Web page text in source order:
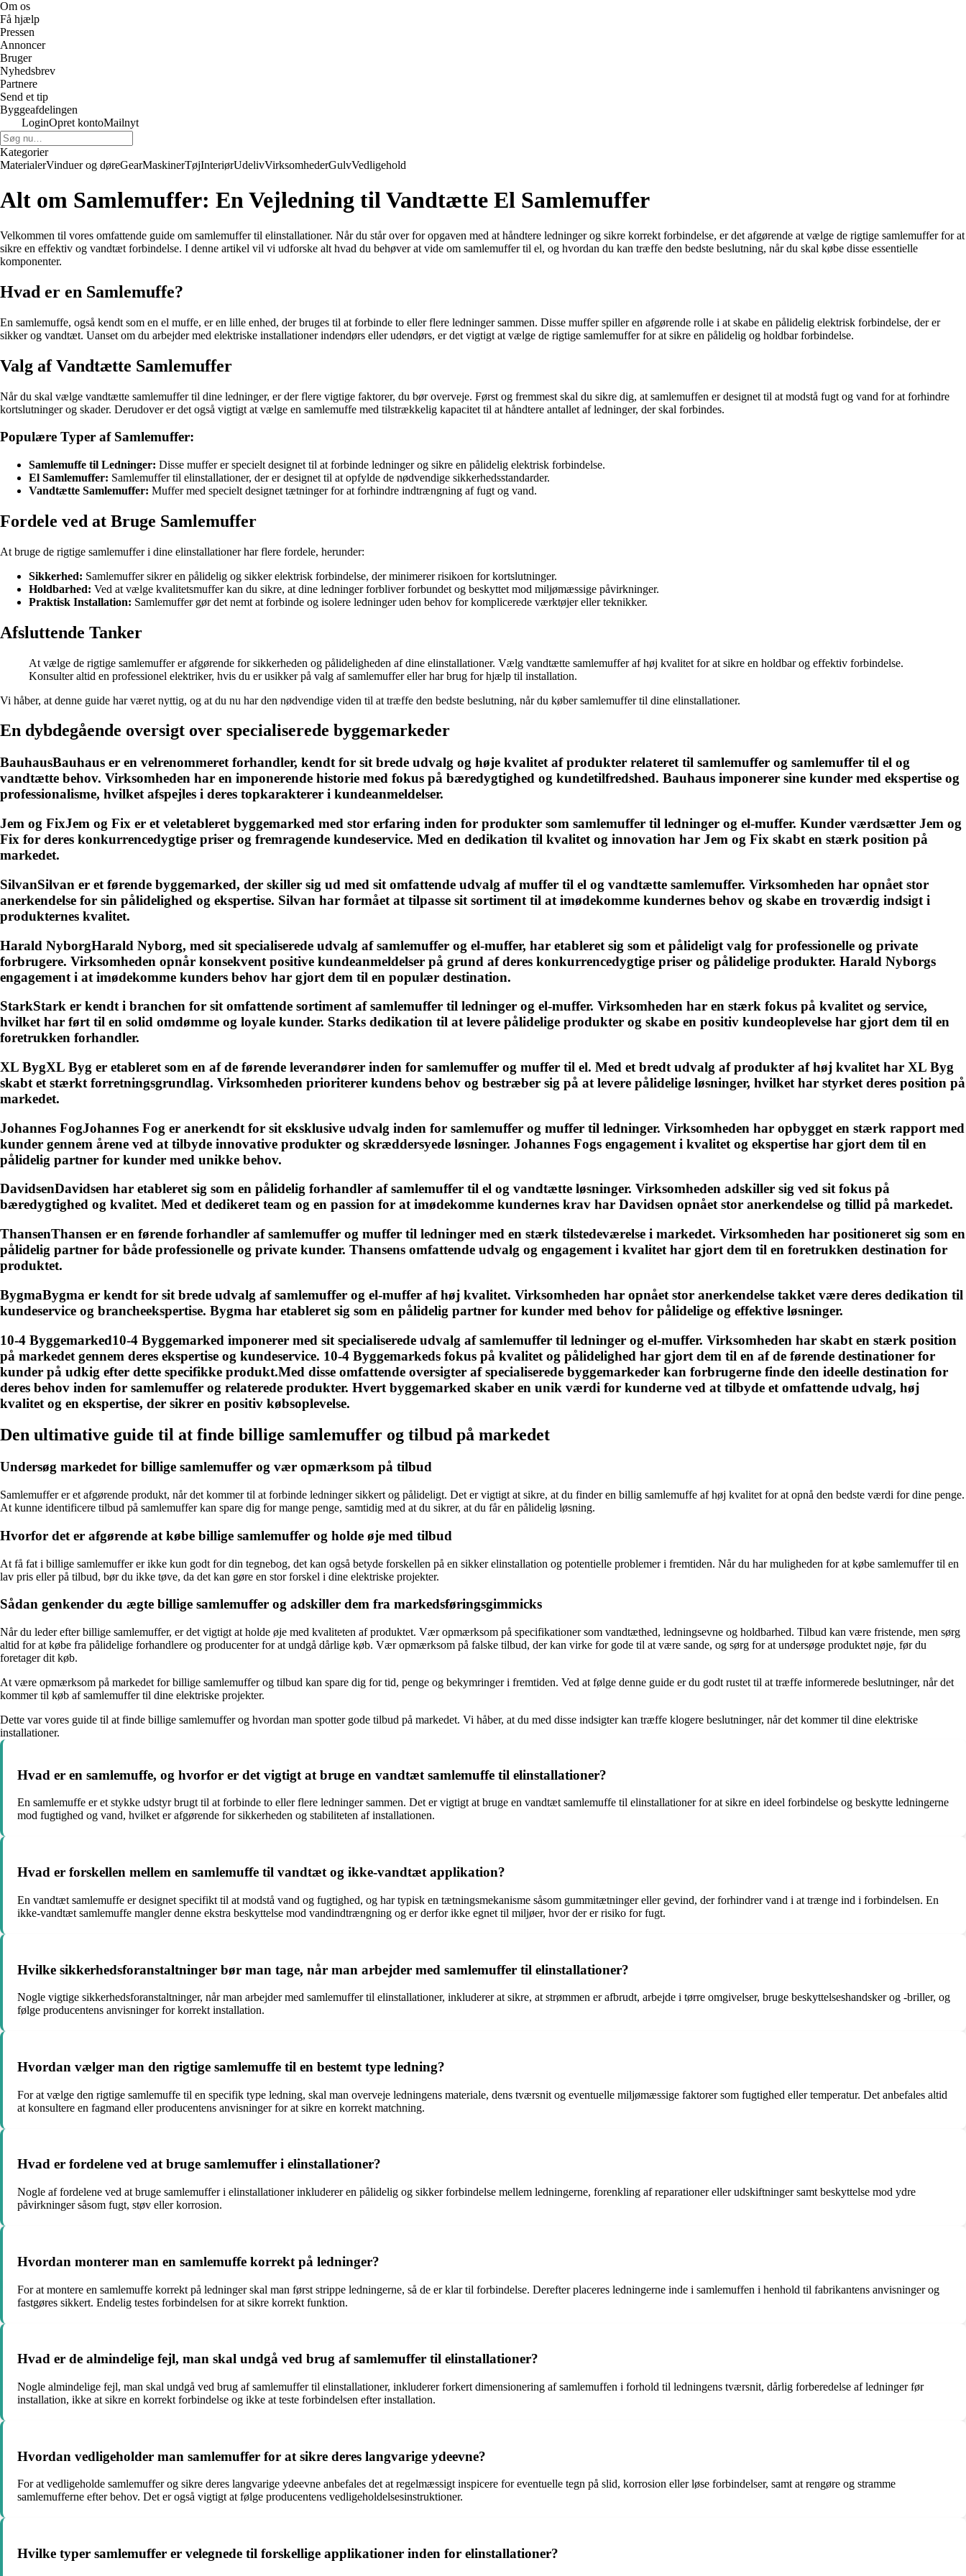
Om os
Få hjælp
Pressen
Annoncer
Bruger
Nyhedsbrev
Partnere
Send et tip
Byggeafdelingen
LoginOpret kontoMailnyt
Kategorier
MaterialerVinduer og døreGearMaskinerTøjInteriørUdelivVirksomhederGulvVedligehold
Alt om Samlemuffer: En Vejledning til Vandtætte El Samlemuffer
Velkommen til vores omfattende guide om samlemuffer til elinstallationer. Når du står over for opgaven med at håndtere ledninger og sikre korrekt forbindelse, er det afgørende at vælge de rigtige samlemuffer for at
sikre en effektiv og vandtæt forbindelse. I denne artikel vil vi udforske alt hvad du behøver at vide om samlemuffer til el, og hvordan du kan træffe den bedste beslutning, når du skal købe disse essentielle
komponenter.
Hvad er en Samlemuffe?
En samlemuffe, også kendt som en el muffe, er en lille enhed, der bruges til at forbinde to eller flere ledninger sammen. Disse muffer spiller en afgørende rolle i at skabe en pålidelig elektrisk forbindelse, der er
sikker og vandtæt. Uanset om du arbejder med elektriske installationer indendørs eller udendørs, er det vigtigt at vælge de rigtige samlemuffer for at sikre en pålidelig og holdbar forbindelse.
Valg af Vandtætte Samlemuffer
Når du skal vælge vandtætte samlemuffer til dine ledninger, er der flere vigtige faktorer, du bør overveje. Først og fremmest skal du sikre dig, at samlemuffen er designet til at modstå fugt og vand for at forhindre
kortslutninger og skader. Derudover er det også vigtigt at vælge en samlemuffe med tilstrækkelig kapacitet til at håndtere antallet af ledninger, der skal forbindes.
Populære Typer af Samlemuffer:
Samlemuffe til Ledninger: Disse muffer er specielt designet til at forbinde ledninger og sikre en pålidelig elektrisk forbindelse.
El Samlemuffer: Samlemuffer til elinstallationer, der er designet til at opfylde de nødvendige sikkerhedsstandarder.
Vandtætte Samlemuffer: Muffer med specielt designet tætninger for at forhindre indtrængning af fugt og vand.
Fordele ved at Bruge Samlemuffer
At bruge de rigtige samlemuffer i dine elinstallationer har flere fordele, herunder:
Sikkerhed: Samlemuffer sikrer en pålidelig og sikker elektrisk forbindelse, der minimerer risikoen for kortslutninger.
Holdbarhed: Ved at vælge kvalitetsmuffer kan du sikre, at dine ledninger forbliver forbundet og beskyttet mod miljømæssige påvirkninger.
Praktisk Installation: Samlemuffer gør det nemt at forbinde og isolere ledninger uden behov for komplicerede værktøjer eller teknikker.
Afsluttende Tanker
At vælge de rigtige samlemuffer er afgørende for sikkerheden og pålideligheden af dine elinstallationer. Vælg vandtætte samlemuffer af høj kvalitet for at sikre en holdbar og effektiv forbindelse.
Konsulter altid en professionel elektriker, hvis du er usikker på valg af samlemuffer eller har brug for hjælp til installation.
Vi håber, at denne guide har været nyttig, og at du nu har den nødvendige viden til at træffe den bedste beslutning, når du køber samlemuffer til dine elinstallationer.
En dybdegående oversigt over specialiserede byggemarkeder
BauhausBauhaus er en velrenommeret forhandler, kendt for sit brede udvalg og høje kvalitet af produkter relateret til samlemuffer og samlemuffer til el og
vandtætte behov. Virksomheden har en imponerende historie med fokus på bæredygtighed og kundetilfredshed. Bauhaus imponerer sine kunder med ekspertise og
professionalisme, hvilket afspejles i deres topkarakterer i kundeanmeldelser.
Jem og FixJem og Fix er et veletableret byggemarked med stor erfaring inden for produkter som samlemuffer til ledninger og el-muffer. Kunder værdsætter Jem og
Fix for deres konkurrencedygtige priser og fremragende kundeservice. Med en dedikation til kvalitet og innovation har Jem og Fix skabt en stærk position på
markedet.
SilvanSilvan er et førende byggemarked, der skiller sig ud med sit omfattende udvalg af muffer til el og vandtætte samlemuffer. Virksomheden har opnået stor
anerkendelse for sin pålidelighed og ekspertise. Silvan har formået at tilpasse sit sortiment til at imødekomme kundernes behov og skabe en troværdig indsigt i
produkternes kvalitet.
Harald NyborgHarald Nyborg, med sit specialiserede udvalg af samlemuffer og el-muffer, har etableret sig som et pålideligt valg for professionelle og private
forbrugere. Virksomheden opnår konsekvent positive kundeanmeldelser på grund af deres konkurrencedygtige priser og pålidelige produkter. Harald Nyborgs
engagement i at imødekomme kunders behov har gjort dem til en populær destination.
StarkStark er kendt i branchen for sit omfattende sortiment af samlemuffer til ledninger og el-muffer. Virksomheden har en stærk fokus på kvalitet og service,
hvilket har ført til en solid omdømme og loyale kunder. Starks dedikation til at levere pålidelige produkter og skabe en positiv kundeoplevelse har gjort dem til en
foretrukken forhandler.
XL BygXL Byg er etableret som en af de førende leverandører inden for samlemuffer og muffer til el. Med et bredt udvalg af produkter af høj kvalitet har XL Byg
skabt et stærkt forretningsgrundlag. Virksomheden prioriterer kundens behov og bestræber sig på at levere pålidelige løsninger, hvilket har styrket deres position på
markedet.
Johannes FogJohannes Fog er anerkendt for sit eksklusive udvalg inden for samlemuffer og muffer til ledninger. Virksomheden har opbygget en stærk rapport med
kunder gennem årene ved at tilbyde innovative produkter og skræddersyede løsninger. Johannes Fogs engagement i kvalitet og ekspertise har gjort dem til en
pålidelig partner for kunder med unikke behov.
DavidsenDavidsen har etableret sig som en pålidelig forhandler af samlemuffer til el og vandtætte løsninger. Virksomheden adskiller sig ved sit fokus på
bæredygtighed og kvalitet. Med et dedikeret team og en passion for at imødekomme kundernes krav har Davidsen opnået stor anerkendelse og tillid på markedet.
ThansenThansen er en førende forhandler af samlemuffer og muffer til ledninger med en stærk tilstedeværelse i markedet. Virksomheden har positioneret sig som en
pålidelig partner for både professionelle og private kunder. Thansens omfattende udvalg og engagement i kvalitet har gjort dem til en foretrukken destination for
produktet.
BygmaBygma er kendt for sit brede udvalg af samlemuffer og el-muffer af høj kvalitet. Virksomheden har opnået stor anerkendelse takket være deres dedikation til
kundeservice og brancheekspertise. Bygma har etableret sig som en pålidelig partner for kunder med behov for pålidelige og effektive løsninger.
10-4 Byggemarked10-4 Byggemarked imponerer med sit specialiserede udvalg af samlemuffer til ledninger og el-muffer. Virksomheden har skabt en stærk position
på markedet gennem deres ekspertise og kundeservice. 10-4 Byggemarkeds fokus på kvalitet og pålidelighed har gjort dem til en af de førende destinationer for
kunder på udkig efter dette specifikke produkt.Med disse omfattende oversigter af specialiserede byggemarkeder kan forbrugerne finde den ideelle destination for
deres behov inden for samlemuffer og relaterede produkter. Hvert byggemarked skaber en unik værdi for kunderne ved at tilbyde et omfattende udvalg, høj
kvalitet og en ekspertise, der sikrer en positiv købsoplevelse.
Den ultimative guide til at finde billige samlemuffer og tilbud på markedet
Undersøg markedet for billige samlemuffer og vær opmærksom på tilbud
Samlemuffer er et afgørende produkt, når det kommer til at forbinde ledninger sikkert og pålideligt. Det er vigtigt at sikre, at du finder en billig samlemuffe af høj kvalitet for at opnå den bedste værdi for dine penge.
At kunne identificere tilbud på samlemuffer kan spare dig for mange penge, samtidig med at du sikrer, at du får en pålidelig løsning.
Hvorfor det er afgørende at købe billige samlemuffer og holde øje med tilbud
At få fat i billige samlemuffer er ikke kun godt for din tegnebog, det kan også betyde forskellen på en sikker elinstallation og potentielle problemer i fremtiden. Når du har muligheden for at købe samlemuffer til en
lav pris eller på tilbud, bør du ikke tøve, da det kan gøre en stor forskel i dine elektriske projekter.
Sådan genkender du ægte billige samlemuffer og adskiller dem fra markedsføringsgimmicks
Når du leder efter billige samlemuffer, er det vigtigt at holde øje med kvaliteten af produktet. Vær opmærksom på specifikationer som vandtæthed, ledningsevne og holdbarhed. Tilbud kan være fristende, men sørg
altid for at købe fra pålidelige forhandlere og producenter for at undgå dårlige køb. Vær opmærksom på falske tilbud, der kan virke for gode til at være sande, og sørg for at undersøge produktet nøje, før du
foretager dit køb.
At være opmærksom på markedet for billige samlemuffer og tilbud kan spare dig for tid, penge og bekymringer i fremtiden. Ved at følge denne guide er du godt rustet til at træffe informerede beslutninger, når det
kommer til køb af samlemuffer til dine elektriske projekter.
Dette var vores guide til at finde billige samlemuffer og hvordan man spotter gode tilbud på markedet. Vi håber, at du med disse indsigter kan træffe klogere beslutninger, når det kommer til dine elektriske
installationer.
Hvad er en samlemuffe, og hvorfor er det vigtigt at bruge en vandtæt samlemuffe til elinstallationer?
En samlemuffe er et stykke udstyr brugt til at forbinde to eller flere ledninger sammen. Det er vigtigt at bruge en vandtæt samlemuffe til elinstallationer for at sikre en ideel forbindelse og beskytte ledningerne
mod fugtighed og vand, hvilket er afgørende for sikkerheden og stabiliteten af installationen.
Hvad er forskellen mellem en samlemuffe til vandtæt og ikke-vandtæt applikation?
En vandtæt samlemuffe er designet specifikt til at modstå vand og fugtighed, og har typisk en tætningsmekanisme såsom gummitætninger eller gevind, der forhindrer vand i at trænge ind i forbindelsen. En
ikke-vandtæt samlemuffe mangler denne ekstra beskyttelse mod vandindtrængning og er derfor ikke egnet til miljøer, hvor der er risiko for fugt.
Hvilke sikkerhedsforanstaltninger bør man tage, når man arbejder med samlemuffer til elinstallationer?
Nogle vigtige sikkerhedsforanstaltninger, når man arbejder med samlemuffer til elinstallationer, inkluderer at sikre, at strømmen er afbrudt, arbejde i tørre omgivelser, bruge beskyttelseshandsker og -briller, og
følge producentens anvisninger for korrekt installation.
Hvordan vælger man den rigtige samlemuffe til en bestemt type ledning?
For at vælge den rigtige samlemuffe til en specifik type ledning, skal man overveje ledningens materiale, dens tværsnit og eventuelle miljømæssige faktorer som fugtighed eller temperatur. Det anbefales altid
at konsultere en fagmand eller producentens anvisninger for at sikre en korrekt matchning.
Hvad er fordelene ved at bruge samlemuffer i elinstallationer?
Nogle af fordelene ved at bruge samlemuffer i elinstallationer inkluderer en pålidelig og sikker forbindelse mellem ledningerne, forenkling af reparationer eller udskiftninger samt beskyttelse mod ydre
påvirkninger såsom fugt, støv eller korrosion.
Hvordan monterer man en samlemuffe korrekt på ledninger?
For at montere en samlemuffe korrekt på ledninger skal man først strippe ledningerne, så de er klar til forbindelse. Derefter placeres ledningerne inde i samlemuffen i henhold til fabrikantens anvisninger og
fastgøres sikkert. Endelig testes forbindelsen for at sikre korrekt funktion.
Hvad er de almindelige fejl, man skal undgå ved brug af samlemuffer til elinstallationer?
Nogle almindelige fejl, man skal undgå ved brug af samlemuffer til elinstallationer, inkluderer forkert dimensionering af samlemuffen i forhold til ledningens tværsnit, dårlig forberedelse af ledninger før
installation, ikke at sikre en korrekt forbindelse og ikke at teste forbindelsen efter installation.
Hvordan vedligeholder man samlemuffer for at sikre deres langvarige ydeevne?
For at vedligeholde samlemuffer og sikre deres langvarige ydeevne anbefales det at regelmæssigt inspicere for eventuelle tegn på slid, korrosion eller løse forbindelser, samt at rengøre og stramme
samlemufferne efter behov. Det er også vigtigt at følge producentens vedligeholdelsesinstruktioner.
Hvilke typer samlemuffer er velegnede til forskellige applikationer inden for elinstallationer?